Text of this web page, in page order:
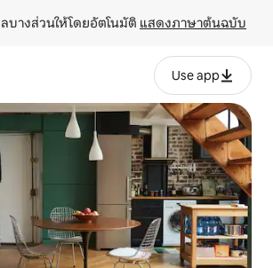
บางส่วนให้โดยอัตโนมัติ แสดงภาษาต้นฉบับ
Use app